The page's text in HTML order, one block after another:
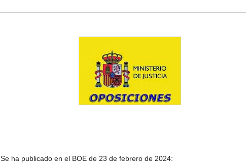
Se ha publicado en el BOE de 23 de febrero de 2024: